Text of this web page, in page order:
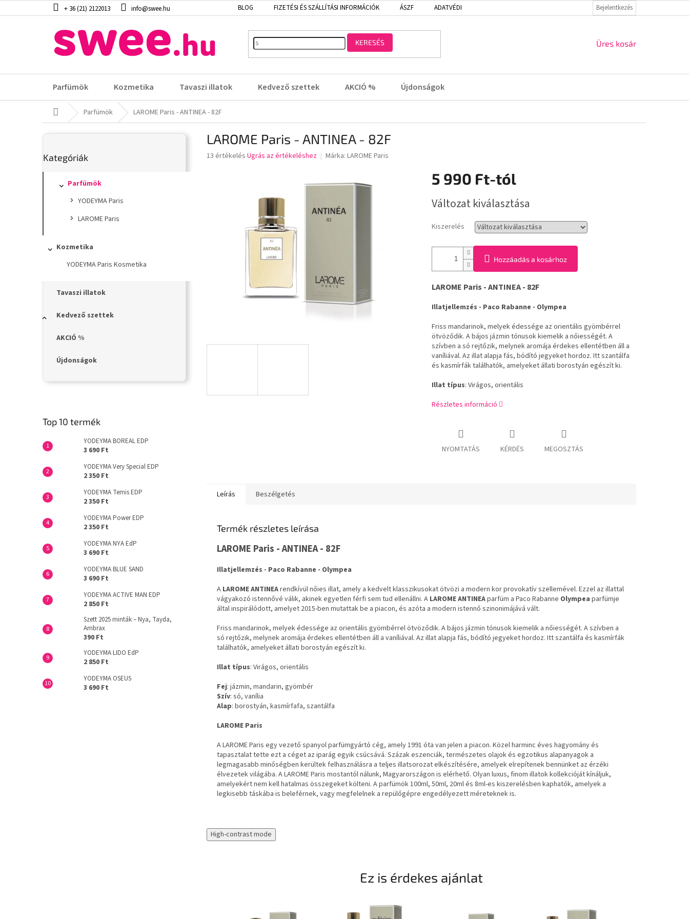
a
+ 36 (21) 2122013 info@swee.hu BLOG FIZETÉSI ÉS SZÁLLÍTÁSI INFORMÁCIÓK ÁSZF ADATVÉDELMI IRÁNYELVEK VISSZAKÜLDÉS ÉS REKLAMÁCIÓ
Bejelentkezés
KERESÉS KOSÁR
Üres kosár
Parfümök Kozmetika Tavaszi illatok Kedvező szettek AKCIÓ % Újdonságok
KezdőlapParfümök LAROME Paris - ANTINEA - 82F
l
a
l
átugrása
Kategóriák
Parfümök
YODEYMA Paris
LAROME Paris
Kozmetika
YODEYMA Paris Kosmetika
Tavaszi illatok
Kedvező szettek
AKCIÓ %
Újdonságok
Top 10 termék
YODEYMA BOREAL EDP
3 690 Ft
YODEYMA Very Special EDP
2 350 Ft
YODEYMA Temis EDP
2 350 Ft
YODEYMA Power EDP
2 350 Ft
YODEYMA NYA EdP
3 690 Ft
YODEYMA BLUE SAND
3 690 Ft
YODEYMA ACTIVE MAN EDP
2 850 Ft
Szett 2025 minták – Nya, Tayda,
Ambrax
390 Ft
YODEYMA LIDO EdP
2 850 Ft
YODEYMA OSEUS
3 690 Ft
LAROME Paris - ANTINEA - 82F
A
13 értékelés Ugrás az értékeléshez Márka: LAROME Paris
5 990 Ft-tól
Változat kiválasztása
Kiszerelés
Hozzáadás a kosárhoz
LAROME Paris - ANTINEA - 82F
Illatjellemzés - Paco Rabanne - Olympea
Friss mandarinok, melyek édessége az orientális gyömbérrel
ötvöződik. A bájos jázmin tónusok kiemelik a nőiességét. A
szívben a só rejtőzik, melynek aromája érdekes ellentétben áll a
vaníliával. Az illat alapja fás, bódító jegyeket hordoz. Itt szantálfa
és kasmírfák találhatók, amelyeket állati borostyán egészít ki.
Illat típus: Virágos, orientális
Részletes információ
NYOMTATÁS KÉRDÉS MEGOSZTÁS
Leírás Beszélgetés
Termék részletes leírása
LAROME Paris - ANTINEA - 82F
Illatjellemzés - Paco Rabanne - Olympea
A LAROME ANTINEArendkívül nőies illat, amely a kedvelt klasszikusokat ötvözi a modern kor provokatív szellemével. Ezzel az illattal
vágyakozó istennővé válik, akinek egyetlen férfi sem tud ellenállni. A LAROME ANTINEAparfüm a Paco Rabanne Olympea parfümje
által inspirálódott, amelyet 2015-ben mutattak be a piacon, és azóta a modern istennő szinonimájává vált.
Friss mandarinok, melyek édessége az orientális gyömbérrel ötvöződik. A bájos jázmin tónusok kiemelik a nőiességét. A szívben a
só rejtőzik, melynek aromája érdekes ellentétben áll a vaníliával. Az illat alapja fás, bódító jegyeket hordoz. Itt szantálfa és kasmírfák
találhatók, amelyeket állati borostyán egészít ki.
Illat típus: Virágos, orientális
Fej: jázmin, mandarin, gyömbér
Szív: só, vanília
Alap: borostyán, kasmírfafa, szantálfa
LAROME Paris
A LAROME Paris egy vezető spanyol parfümgyártó cég, amely 1991 óta van jelen a piacon. Közel harminc éves hagyomány és
tapasztalat tette ezt a céget az iparág egyik csúcsává. Százak eszenciák, természetes olajok és egzotikus alapanyagok a
legmagasabb minőségben kerültek felhasználásra a teljes illatsorozat elkészítésére, amelyek elrepítenek bennünket az érzéki
élvezetek világába. A LAROME Paris mostantól nálunk, Magyarországon is elérhető. Olyan luxus, finom illatok kollekcióját kínáljuk,
amelyekért nem kell hatalmas összegeket költeni. A parfümök 100ml, 50ml, 20ml és 8ml-es kiszerelésben kaphatók, amelyek a
legkisebb táskába is beleférnek, vagy megfelelnek a repülőgépre engedélyezett méreteknek is.
High-contrast mode
Ez is érdekes ajánlat